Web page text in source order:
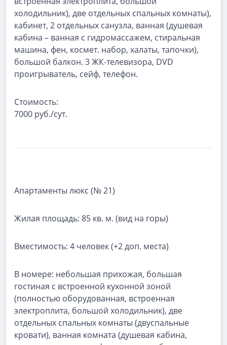
холодильник), две отдельных спальных комнаты),
кабинет, 2 отдельных санузла, ванная (душевая
кабина – ванная с гидромассажем, стиральная
машина, фен, космет. набор, халаты, тапочки),
большой балкон. 3 ЖК-телевизора, DVD
проигрыватель, сейф, телефон.
Стоимость:
7000 руб./сут.
Апартаменты люкс (№ 21)
Жилая площадь: 85 кв. м. (вид на горы)
Вместимость: 4 человек (+2 доп. места)
В номере: небольшая прихожая, большая
гостиная с встроенной кухонной зоной
(полностью оборудованная, встроенная
электроплита, большой холодильник), две
отдельных спальных комнаты (двуспальные
кровати), ванная комната (душевая кабина,